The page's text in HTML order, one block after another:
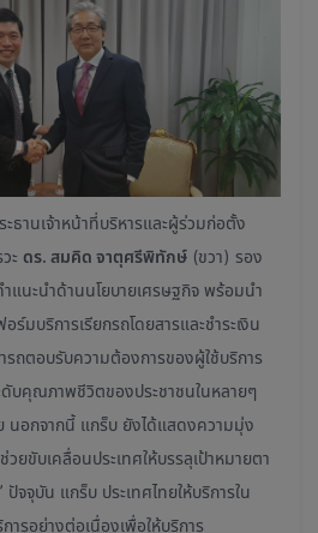
ะธานเจ้าหน้าที่บริหารและผู้ร่วมก่อตั้ง
ะ ดร. สมคิด จาตุศรีพิทักษ์ (ขวา) รอง
แนะนำด้านนโยบายเศรษฐกิจ พร้อมนำ
มบริการเรียกรถโดยสารและชำระเงิน
ถตอบรับความต้องการของผู้ใช้บริการ
ดับคุณภาพชีวิตของประชาชนในหลายๆ
นอกจากนี้ แกร็บ ยังได้แสดงความมุ่ง
ยขับเคลื่อนประเทศให้บรรลุเป้าหมายตา
จจุบัน แกร็บ ประเทศไทยให้บริการใน
ารอย่างต่อเนื่องเพื่อให้บริการ